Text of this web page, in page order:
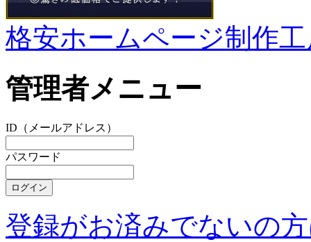
格安ホームページ制作
管理者メニュー
ID（メールアドレス）
パスワード
登録がお済みでないの